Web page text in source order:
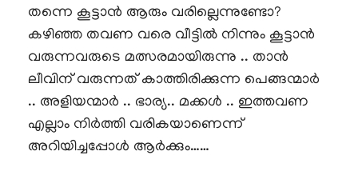
തന്നെ കൂട്ടാൻ ആരും വരില്ലെന്നുണ്ടോ?
കഴിഞ്ഞ തവണ വരെ വീട്ടിൽ നിന്നും കൂട്ടാൻ
വരുന്നവരുടെ മത്സരമായിരുന്നു .. താൻ
ലീവിന് വരുന്നത് കാത്തിരിക്കുന്ന പെങ്ങന്മാർ
.. അളിയന്മാർ .. ഭാര്യ.. മക്കൾ .. ഇത്തവണ
എല്ലാം നിർത്തി വരികയാണെന്ന്
അറിയിച്ചപ്പോൾ ആർക്കും……